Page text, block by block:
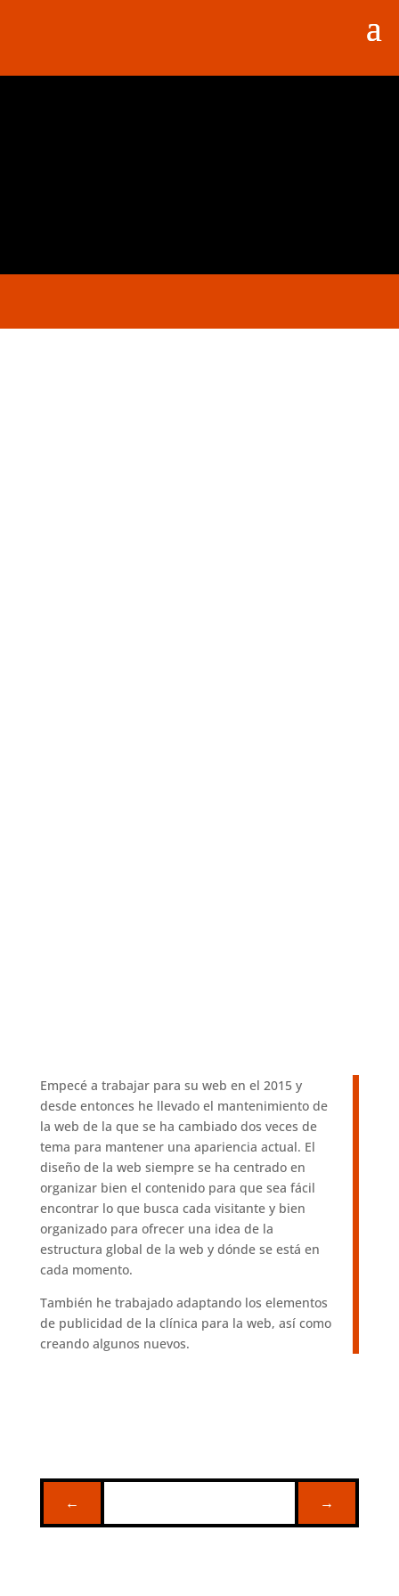
Empecé a trabajar para su web en el 2015 y
desde entonces he llevado el mantenimiento de
la web de la que se ha cambiado dos veces de
tema para mantener una apariencia actual. El
diseño de la web siempre se ha centrado en
organizar bien el contenido para que sea fácil
encontrar lo que busca cada visitante y bien
organizado para ofrecer una idea de la
estructura global de la web y dónde se está en
cada momento.
También he trabajado adaptando los elementos
de publicidad de la clínica para la web, así como
creando algunos nuevos.
← →